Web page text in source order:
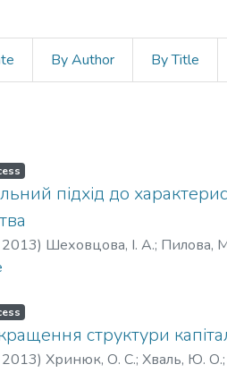
By Author By Title
підхід до
2013) Шеховцова, І. А.; Пилова,
структури
2013) Хринюк, О. С.; Хваль, Ю. О.;